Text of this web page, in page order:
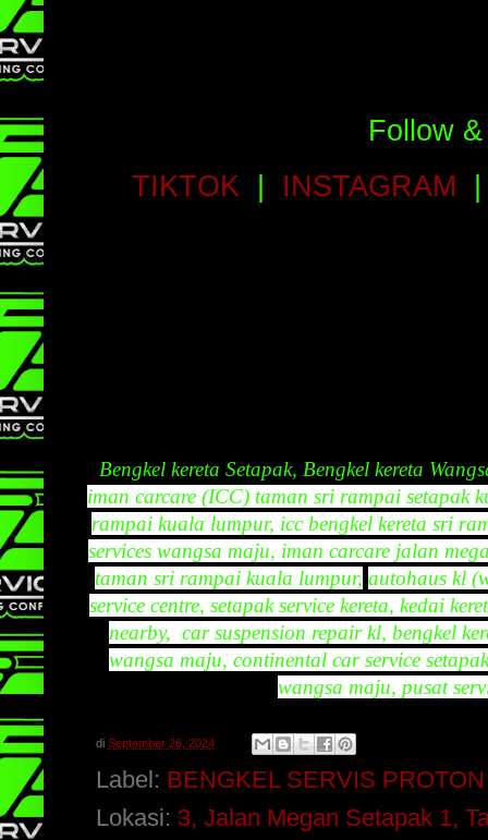
Follow
TIKTOK | INSTAGRAM
Bengkel kereta Setapak, Bengkel kereta
iman carcare (ICC) taman sri rampai setapak
rampai kuala lumpur, icc bengkel kereta sri
services wangsa maju, iman carcare jalan
taman sri rampai kuala lumpur, autohaus kl
service centre, setapak service kereta, kedai
nearby,  car suspension repair kl, bengkel
wangsa maju, continental car service
wangsa maju, pusat
di September 26, 2024
Label: BENGKEL SERVIS
Lokasi: 3, Jalan Megan Setapak 1,